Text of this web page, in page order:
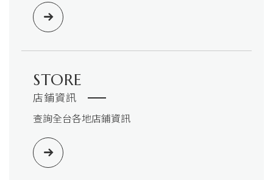
STORE
店鋪資訊
查詢全台各地店鋪資訊